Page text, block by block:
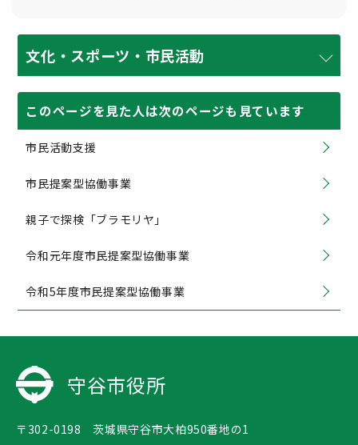
文化・スポーツ・市民活動
このページを見た人は次のページも見ています
市民活動支援
市民提案型協働事業
親子で探検「ブラモリヤ」
令和元年度市民提案型協働事業
令和5年度市民提案型協働事業
守谷市役所
〒302-0198 茨城県守谷市大柏950番地の1